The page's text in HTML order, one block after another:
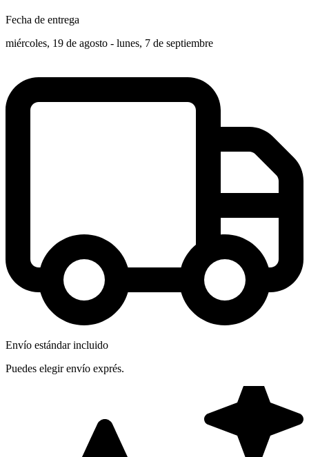
Fecha de entrega
miércoles, 19 de agosto - lunes, 7 de septiembre
Envío estándar incluido
Puedes elegir envío exprés.